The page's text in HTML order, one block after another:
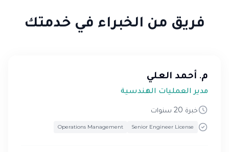
فريق من الخبراء في خدمتك
م. أحمد العلي
مدير العمليات الهندسية
خبرة 20 سنوات
Senior Engineer License
Operations Management